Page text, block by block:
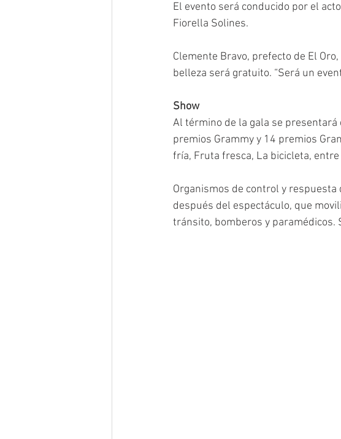
El evento será conducido por el
Fiorella Solines.
Clemente Bravo, prefecto de El
belleza será gratuito. “Será un
Show
Al término de la gala se presentará
premios Grammy y 14 premios
fría, Fruta fresca, La bicicleta,
Organismos de control y
después del espectáculo, que
tránsito, bomberos y paramédicos.